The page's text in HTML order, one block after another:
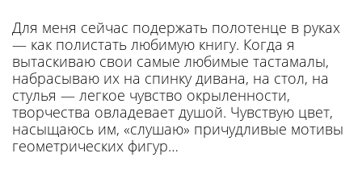
Для меня сейчас подержать полотенце в руках
— как поли­стать любимую книгу. Когда я
вытаскиваю свои самые люби­мые тастамалы,
набрасываю их на спинку дивана, на стол, на
стулья — легкое чувство окрыленности,
творчества овладевает ду­шой. Чувствую цвет,
насыщаюсь им, «слушаю» причудливые мо­тивы
геометрических фигур…